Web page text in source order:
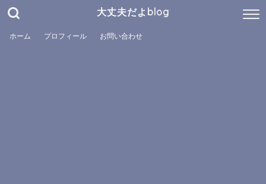
大丈夫だよblog
ホーム プロフィール お問い合わせ